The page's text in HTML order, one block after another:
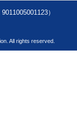
）
All rights reserved.